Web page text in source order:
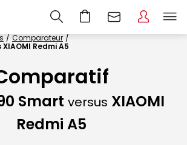
Comparateur
Redmi A5
Smart versus XIAOMI
Redmi A5